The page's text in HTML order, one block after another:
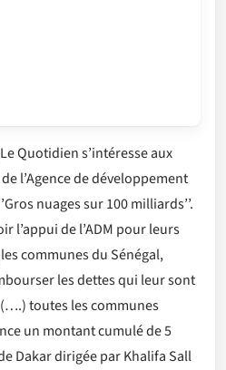
Quotidien s’intéresse aux
l’Agence de développement
nuages sur 100 milliards’’.
l’appui de l’ADM pour leurs
communes du Sénégal,
les dettes qui leur sont
toutes les communes
un montant cumulé de 5
Dakar dirigée par Khalifa Sall